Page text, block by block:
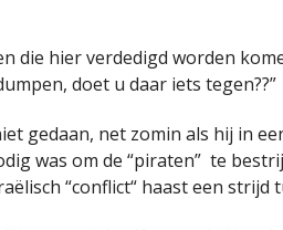
die hier verdedigd worden
doet u daar iets tegen??”
gedaan, net zomin als hij in
was om de “piraten” te
“conflict“ haast een strijd